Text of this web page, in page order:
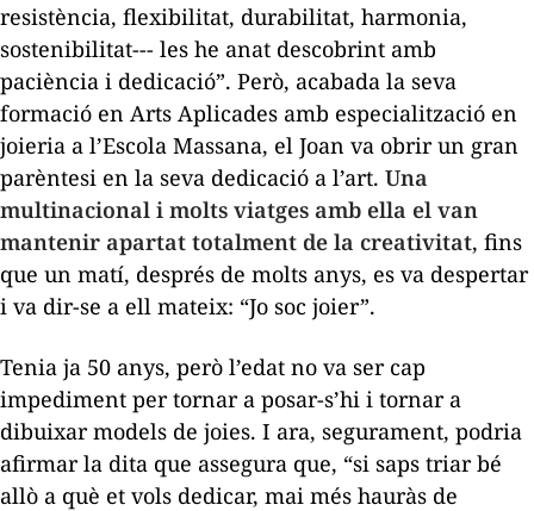
resistència, flexibilitat, durabilitat, harmonia,
sostenibilitat--- les he anat descobrint amb
paciència i dedicació”. Però, acabada la seva
formació en Arts Aplicades amb especialització en
joieria a l’Escola Massana, el Joan va obrir un gran
parèntesi en la seva dedicació a l’art. Una
multinacional i molts viatges amb ella el van
mantenir apartat totalment de la creativitat, fins
que un matí, després de molts anys, es va despertar
i va dir-se a ell mateix: “Jo soc joier”.
Tenia ja 50 anys, però l’edat no va ser cap
impediment per tornar a posar-s’hi i tornar a
dibuixar models de joies. I ara, segurament, podria
afirmar la dita que assegura que, “si saps triar bé
allò a què et vols dedicar, mai més hauràs de